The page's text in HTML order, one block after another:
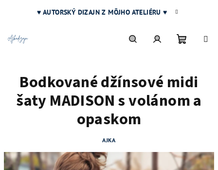
♥ AUTORSKÝ DIZAJN Z MÔJHO ATELIÉRU ♥
košík
Bodkované džínsové midi
šaty MADISON s volánom a
opaskom
AJKA